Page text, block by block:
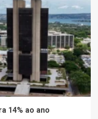
14% ao ano